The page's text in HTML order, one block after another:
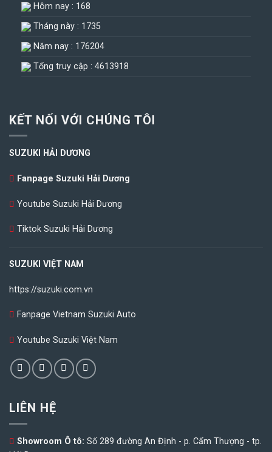
Hôm nay : 168
Tháng này : 1735
Năm nay : 176204
Tổng truy cập : 4613918
KẾT NỐI VỚI CHÚNG TÔI
SUZUKI HẢI DƯƠNG
Fanpage Suzuki Hải Dương
Youtube Suzuki Hải Dương
Tiktok Suzuki Hải Dương
SUZUKI VIỆT NAM
https://suzuki.com.vn
Fanpage Vietnam Suzuki Auto
Youtube Suzuki Việt Nam
LIÊN HỆ
Showroom Ô tô: Số 289 đường An Định - p. Cẩm Thượng - tp.